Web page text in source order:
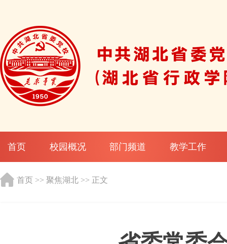
首页 校园概况 部门频道 教学工作
首页 >> 聚焦湖北 >> 正文